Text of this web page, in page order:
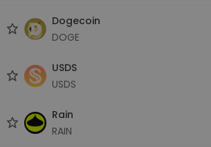
Dogecoin
DOGE
USDS
USDS
Rain
RAIN